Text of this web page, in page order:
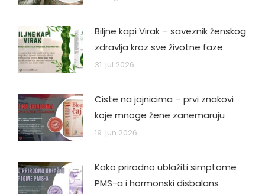
Biljne kapi Virak – saveznik ženskog
zdravlja kroz sve životne faze
31. jul 2026.
Ciste na jajnicima – prvi znakovi
koje mnoge žene zanemaruju
19. jun 2026.
Kako prirodno ublažiti simptome
PMS-a i hormonski disbalans